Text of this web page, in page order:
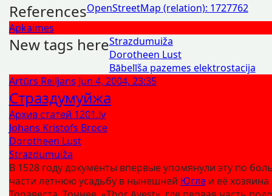
ReferencesOpenStreetMap (relation): 1727762
Apkaimes
New tags hereStrazdumuiža
Dorotheen Lust
Bābelīša pazemes elektrostacija
Artūrs Reiljans Jun 4, 2004, 23:35
Страздумуйжа
Архив статей 1201.lv
Johans Kristofs Broce
Dorotheen Lust
Strazdumuiža
В 1528 году документы впервые упомянули эту по
части летнюю усадьбу в нынешней Юглеи её хозяина